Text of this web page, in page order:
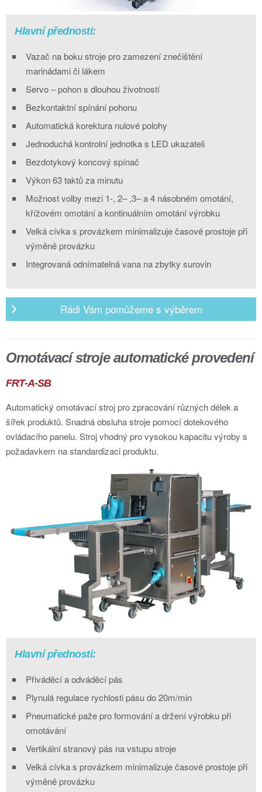
Hlavní přednosti:
Vazač na boku stroje pro zamezení znečištění
marinádami či lákem
Servo – pohon s dlouhou životností
Bezkontaktní spínání pohonu
Automatická korektura nulové polohy
Jednoduchá kontrolní jednotka s LED ukazateli
Bezdotykový koncový spínač
Výkon 63 taktů za minutu
Možnost volby mezi 1-, 2– ,3– a 4 násobném omotání,
křížovém omotání a kontinuálním omotání výrobku
Velká cívka s provázkem minimalizuje časové prostoje při
výměně provázku
Integrovaná odnímatelná vana na zbytky surovin
Rádi Vám pomůžeme s výběrem
Omotávací stroje automatické provedení
FRT-A-SB
Automatický omotávací stroj pro zpracování různých délek a
šířek produktů. Snadná obsluha stroje pomocí dotekového
ovládacího panelu. Stroj vhodný pro vysokou kapacitu výroby s
požadavkem na standardizaci produktu.
Hlavní přednosti:
Přiváděcí a odváděcí pás
Plynulá regulace rychlosti pásu do 20m/min
Pneumatické paže pro formování a držení výrobku při
omotávání
Vertikální stranový pás na vstupu stroje
Velká cívka s provázkem minimalizuje časové prostoje při
výměně provázku